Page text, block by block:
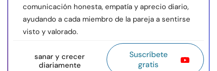
comunicación honesta, empatía y aprecio diario,
ayudando a cada miembro de la pareja a sentirse
visto y valorado.
sanar y crecer
diariamente
Suscríbete
gratis